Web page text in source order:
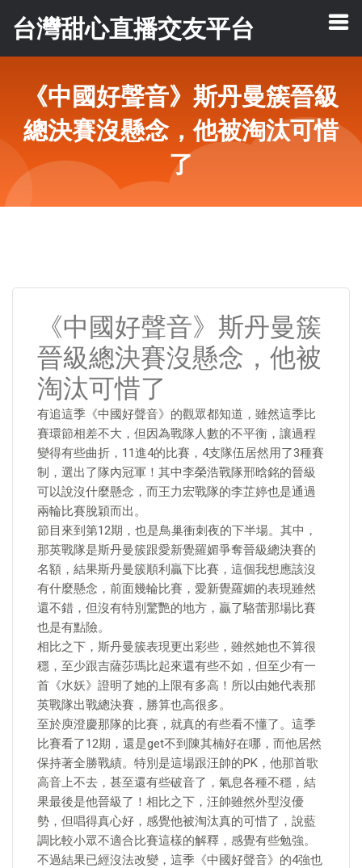
台灣甜心直播交友平台
《中國好聲音》斯丹曼簇晉級
總決賽沒懸念，他被淘汰可惜
了
《中國好聲音》斯丹曼簇
晉級總決賽沒懸念，他被
淘汰可惜了
有追這季《中國好聲音》的觀眾都知道，雖然這季比
賽環節相差不大，但因為戰隊人數的不平衡，讓過程
變得有些曲折，11進4的比賽，4支隊伍居然用了3種賽
制，選出了隊內冠軍！其中李榮浩戰隊邢晗銘的晉級
可以說沒什麼懸念，而王力宏戰隊的李芷婷也是通過
兩輪比賽脫穎而出。
節目來到第12期，也是鳥巢衝刺夜的下半場。其中，
那英戰隊是斯丹曼簇跟愛新覺羅媚爭奪晉級總決賽的
名額，結果斯丹曼簇順利贏下比賽，這個我想應該沒
有什麼懸念，前面幾輪比賽，愛新覺羅媚的表現雖然
還不錯，但沒有特別驚艷的地方，贏了駱蕾那場比賽
也是有點險。
相比之下，斯丹曼簇表現更出彩些，雖然她也不算很
穩，至少跟吉薩莎瑪比起來還有些不如，但至少有一
首《水妖》證明了她的上限有多高！所以由她代表那
英戰隊出戰總決賽，勝算也高很多。
至於庾澄慶那隊的比賽，就真的有些看不懂了。這季
比賽看了12期，還是get不到陳其楠好在哪，而他居然
保持著全勝戰績。特別是這場跟汪帥的PK，他那首歌
高音上不去，甚至還有些破音了，氣息各種不穩，結
果最後是他晉級了！相比之下，汪帥雖然外型沒優
勢，但唱得真心好，感覺他被淘汰真的可惜了，說藍
調比較小眾不適合比賽這樣的解釋，感覺有些勉強。
不過結果已經沒法改變，這季《中國好聲音》的4強也